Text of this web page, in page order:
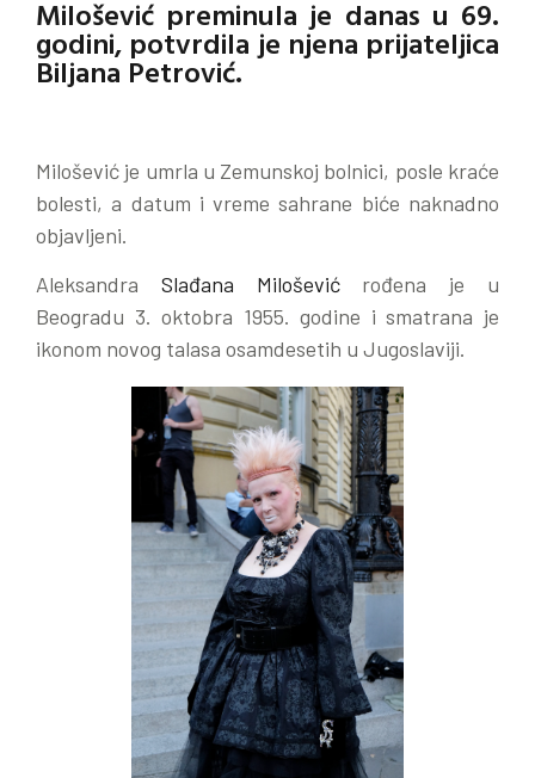
Milošević preminula je danas u 69.
godini, potvrdila je njena prijateljica
Biljana Petrović.
Milošević je umrla u Zemunskoj bolnici, posle kraće
bolesti, a datum i vreme sahrane biće naknadno
objavljeni.
Aleksandra Slađana Miloševićrođena je u
Beogradu 3. oktobra 1955. godine i smatrana je
ikonom novog talasa osamdesetih u Jugoslaviji.